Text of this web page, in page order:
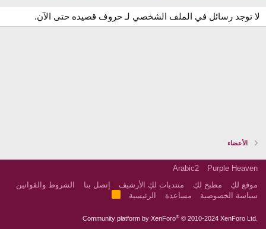
لا توجد رسائل في الملف الشخصي لـ حروف قصيده حتى الآن.
الأعضاء
Purple Heaven
Arabic2
موقع لكِ
مطبخ لكِ منتديات لكِ الأرشيف إتصل بنا
الشروط والقوانين
سياسة الخصوصية
مساعدة الرئيسية
Community platform by XenForo® © 2010-2024 XenForo Ltd.